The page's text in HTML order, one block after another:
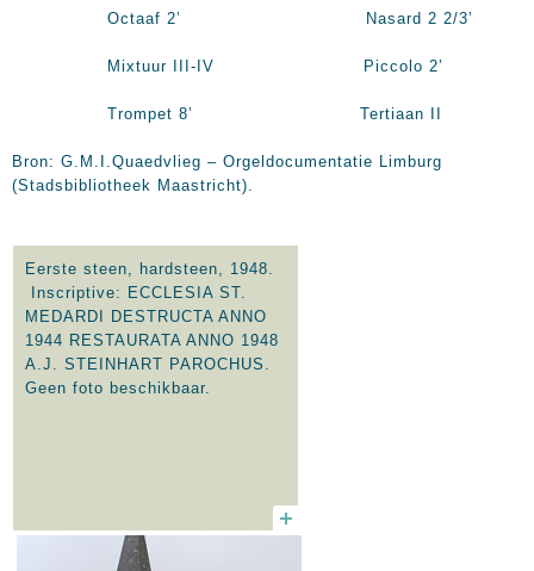
Octaaf 2’ Nasard 2 2/3’
Mixtuur III-IV Piccolo 2’
Trompet 8’ Tertiaan II
Bron: G.M.I.Quaedvlieg – Orgeldocumentatie Limburg
(Stadsbibliotheek Maastricht).
Eerste steen, hardsteen, 1948.
Inscriptive: ECCLESIA ST.
MEDARDI DESTRUCTA ANNO
1944 RESTAURATA ANNO 1948
A.J. STEINHART PAROCHUS.
Geen foto beschikbaar.